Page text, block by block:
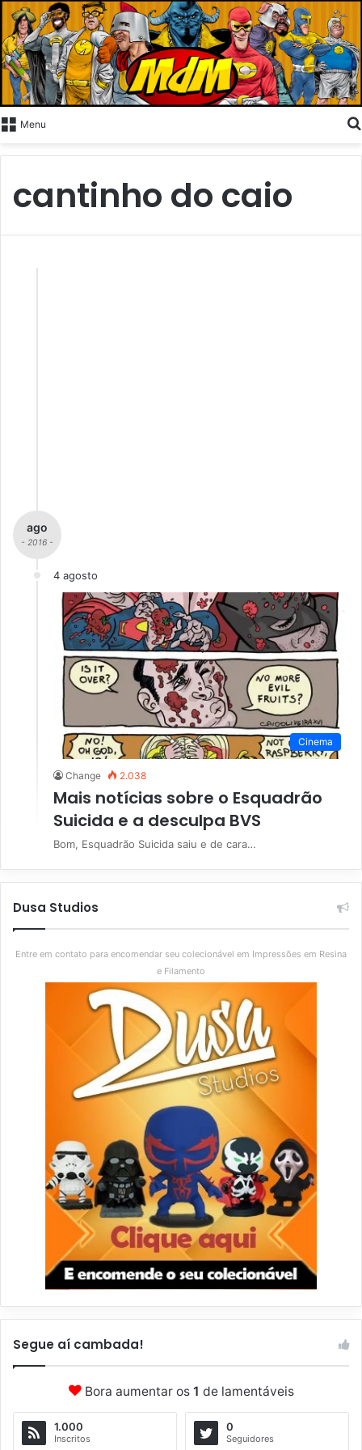
Menu
cantinho do caio
ago
- 2016 -
4 agosto
Cinema
Change 2.038
Mais notícias sobre o Esquadrão
Suicida e a desculpa BVS
Bom, Esquadrão Suicida saiu e de cara…
Dusa Studios
Entre em contato para encomendar seu colecionável em Impressões em Resina
e Filamento
Segue aí cambada!
Bora aumentar os 1 de lamentáveis
1.000
Inscritos
0
Seguidores